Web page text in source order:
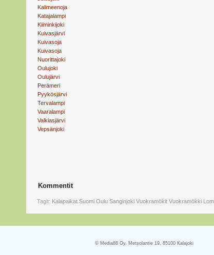
Kalimeenoja
Katajalampi
Kiiminkijoki
Kuivasjärvi
Kuivasoja
Kuivasoja
Nuorittajoki
Oulujoki
Oulujärvi
Perämeri
Pyykösjärvi
Tervalampi
Vaaralampi
Valkiasjärvi
Vepsänjoki
Kommentit
Tagit: Kalapaikat Suomi Oulu Sanginjoki Vuokramökit Vuokramökki
© Media88 Oy, Metsolantie 19, 85100 Kalajoki